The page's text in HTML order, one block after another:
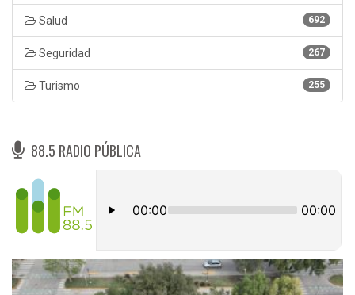
692
Salud
267
Seguridad
255
Turismo
88.5 RADIO PÚBLICA